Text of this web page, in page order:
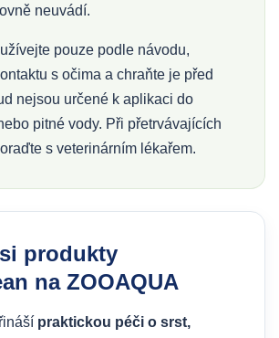
neuvádí.
pouze podle návodu,
s očima a chraňte je před
nejsou určené k aplikaci do
pitné vody. Při přetrvávajících
s veterinárním lékařem.
produkty
na ZOOAQUA
praktickou péči o srst,